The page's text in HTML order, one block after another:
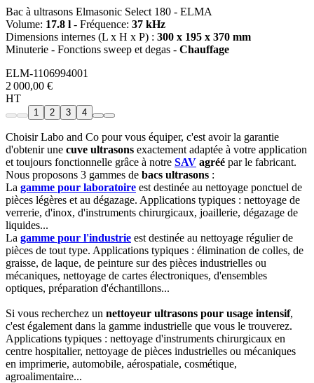
Bac à ultrasons Elmasonic Select 180 - ELMA
Volume: 17.8 l - Fréquence: 37 kHz
Dimensions internes (L x H x P) : 300 x 195 x 370 mm
Minuterie - Fonctions sweep et degas - Chauffage
ELM-1106994001
2 000,00 €
HT
1 2 3 4
Choisir Labo and Co pour vous équiper, c'est avoir la garantie
d'obtenir une cuve ultrasons exactement adaptée à votre application
et toujours fonctionnelle grâce à notre SAV agréé par le fabricant.
Nous proposons 3 gammes de bacs ultrasons :
La gamme pour laboratoire est destinée au nettoyage ponctuel de
pièces légères et au dégazage. Applications typiques : nettoyage de
verrerie, d'inox, d'instruments chirurgicaux, joaillerie, dégazage de
liquides...
La gamme pour l'industrie est destinée au nettoyage régulier de
pièces de tout type. Applications typiques : élimination de colles, de
graisse, de laque, de peinture sur des pièces industrielles ou
mécaniques, nettoyage de cartes électroniques, d'ensembles
optiques, préparation d'échantillons...
Si vous recherchez un nettoyeur ultrasons pour usage intensif,
c'est également dans la gamme industrielle que vous le trouverez.
Applications typiques : nettoyage d'instruments chirurgicaux en
centre hospitalier, nettoyage de pièces industrielles ou mécaniques
en imprimerie, automobile, aérospatiale, cosmétique,
agroalimentaire...